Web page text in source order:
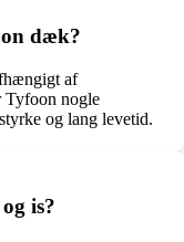
dæk?
af
Tyfoon nogle
og lang levetid.
is?